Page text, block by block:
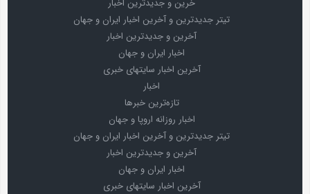
خرین و جدیدترین اخبار
تیتر جدیدترین و آخرین اخبار ایران و جهان
آخرین و جدیدترین اخبار
اخبار ایران و جهان
آخرین اخبار سایتهای خبری
اخبار
تازه‌ترین خبرها
اخبار روزانه اروپا و جهان
تیتر جدیدترین و آخرین اخبار ایران و جهان
آخرین و جدیدترین اخبار
اخبار ایران و جهان
آخرین اخبار سایتهای خبری